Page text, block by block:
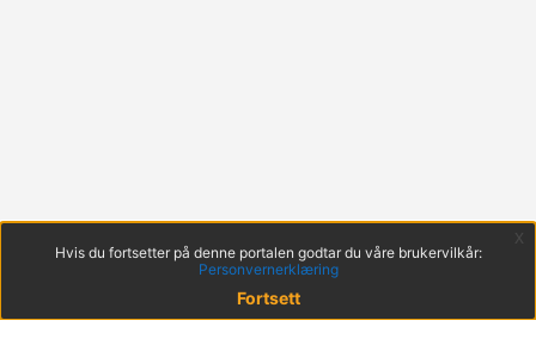
Hvis du fortsetter på denne portalen godtar du våre brukervilkår:
Personvernerklæring
Fortsett
x